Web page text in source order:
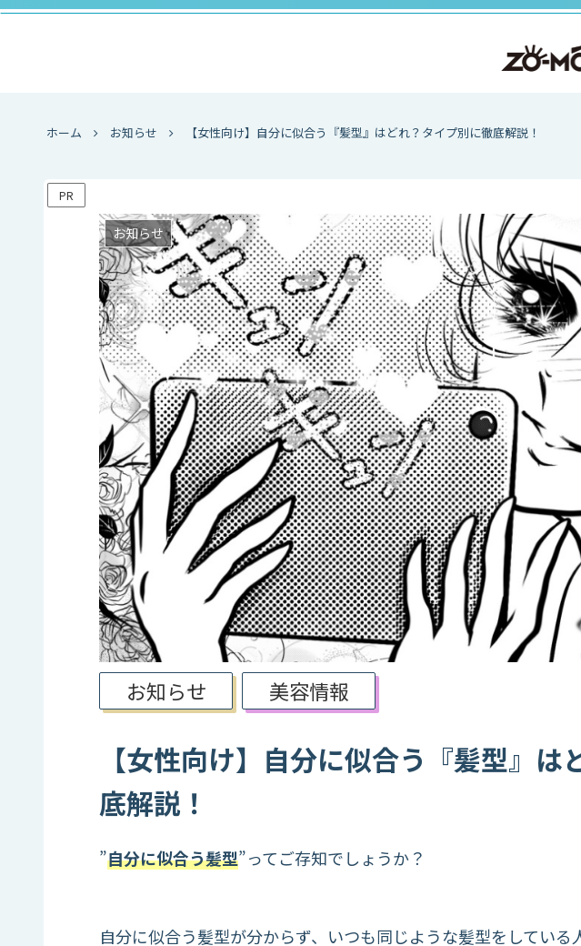
ホーム お知らせ 【女性向け】自分に似合う『髪型』はどれ？タイプ別に徹底解説！
PR
お知らせ
お知らせ 美容情報
【女性向け】自分に似合う『髪型』
底解説！
”自分に似合う髪型”ってご存知でしょうか？
自分に似合う髪型が分からず、いつも同じような髪型をしている